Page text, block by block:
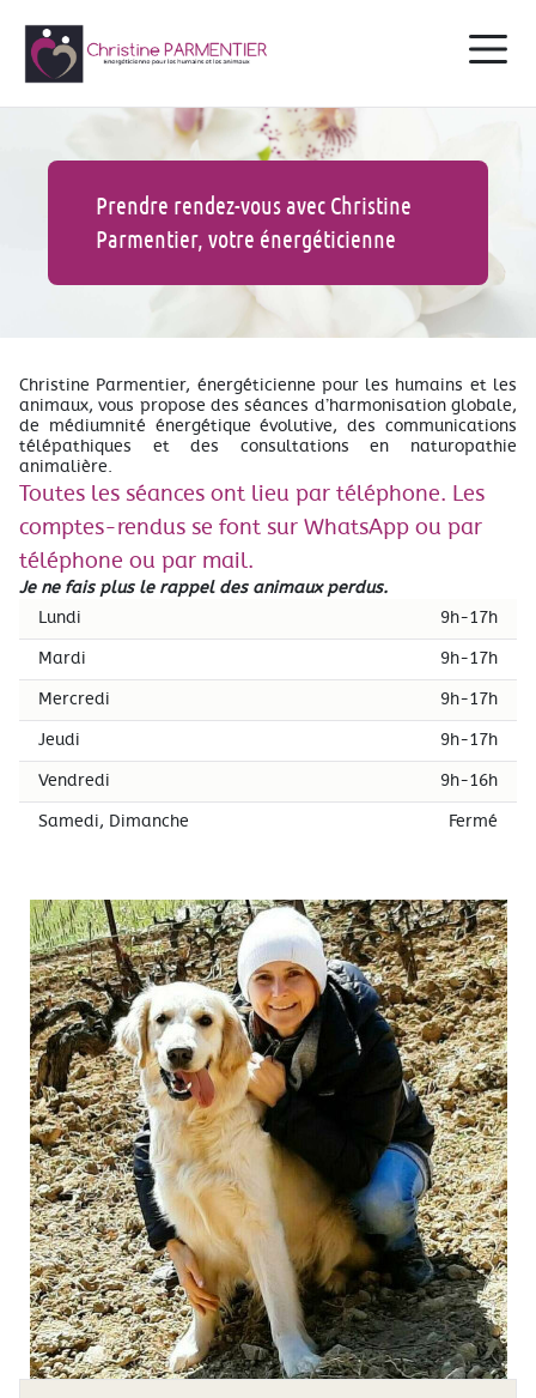
Prendre rendez-vous avec Christine
Parmentier, votre énergéticienne
Christine Parmentier, énergéticienne pour les humains et les
animaux, vous propose des séances d’harmonisation globale,
de médiumnité énergétique évolutive, des communications
télépathiques et des consultations en naturopathie
animalière.
Toutes les séances ont lieu par téléphone. Les
comptes-rendus se font sur WhatsApp ou par
téléphone ou par mail.
Je ne fais plus le rappel des animaux perdus.
Lundi
9h-17h
Mardi 9h-17h
Mercredi 9h-17h
Jeudi 9h-17h
Vendredi 9h-16h
Samedi, Dimanche Fermé